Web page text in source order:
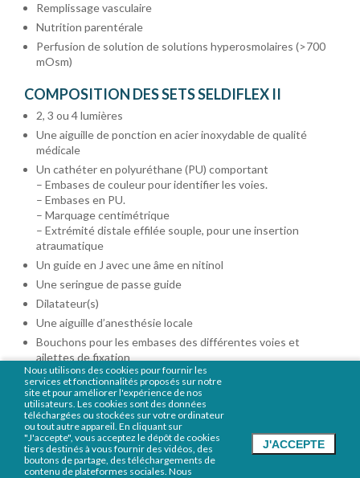
Remplissage vasculaire
Nutrition parentérale
Perfusion de solution de solutions hyperosmolaires (>700
mOsm)
COMPOSITION DES SETS SELDIFLEX II
2, 3 ou 4 lumières
Une aiguille de ponction en acier inoxydable de qualité
médicale
Un cathéter en polyuréthane (PU) comportant
– Embases de couleur pour identifier les voies.
– Embases en PU.
– Marquage centimétrique
– Extrémité distale effilée souple, pour une insertion
atraumatique
Un guide en J avec une âme en nitinol
Une seringue de passe guide
Dilatateur(s)
Une aiguille d’anesthésie locale
Bouchons pour les embases des différentes voies et
ailettes de fixation
Accueil Qui sommes nous ?
Nous utilisons des cookies pour fournir les
services et fonctionnalités proposés sur notre
site et pour améliorer l'expérience de nos
utilisateurs. Les cookies sont des données
téléchargées ou stockées sur votre ordinateur
ou tout autre appareil. En cliquant sur
"J'accepte", vous acceptez le dépôt de cookies
tiers destinés à vous fournir des vidéos, des
boutons de partage, des téléchargements de
contenu de plateformes sociales. Nous
J'ACCEPTE